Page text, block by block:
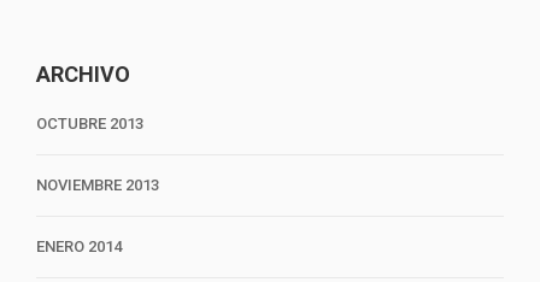
ARCHIVO
OCTUBRE 2013
NOVIEMBRE 2013
ENERO 2014